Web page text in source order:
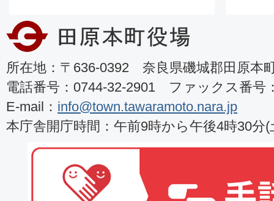
所在地：〒636-0392 奈良県磯城郡田原本
電話番号：0744-32-2901 ファックス番号
E-mail： info@town.tawaramoto.nara.jp
本庁舎開庁時間：午前9時から午後4時30分